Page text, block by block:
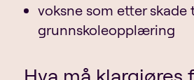
voksne som etter skade
grunnskoleopplæring